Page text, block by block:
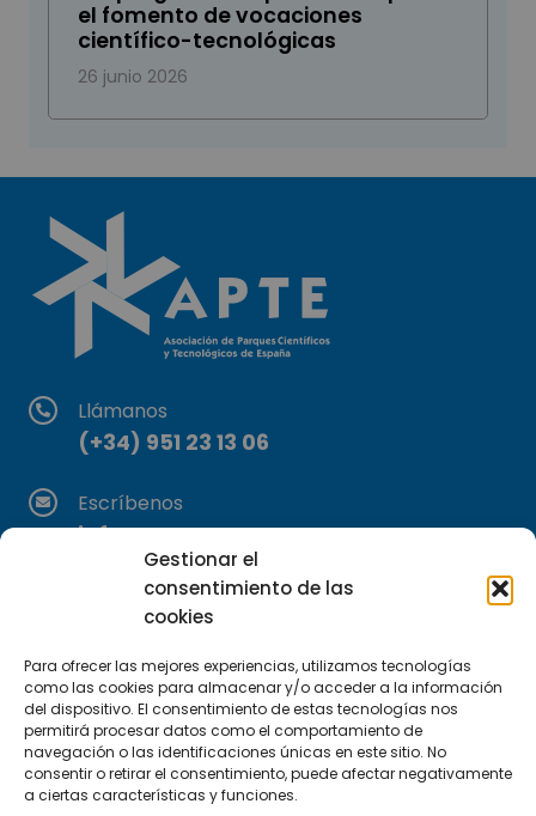
Gestionar el
consentimiento de las
cookies
Para ofrecer las mejores experiencias, utilizamos tecnologías
como las cookies para almacenar y/o acceder a la información
del dispositivo. El consentimiento de estas tecnologías nos
permitirá procesar datos como el comportamiento de
navegación o las identificaciones únicas en este sitio. No
consentir o retirar el consentimiento, puede afectar negativamente
a ciertas características y funciones.
el fomento de vocaciones
científico-tecnológicas
26 junio 2026
Llámanos
(+34) 951 23 13 06
Escríbenos
info@apte.org
Encuéntranos
C/Marie Curie, 35
29590 Campanillas, Málaga